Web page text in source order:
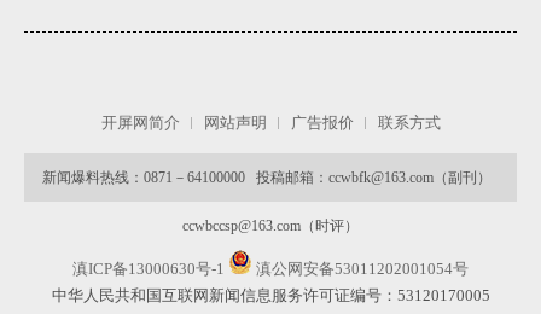
开屏网简介 网站声明 广告报价 联系方式
新闻爆料热线：0871－64100000 投稿邮箱：ccwbfk@163.com（副刊）
ccwbccsp@163.com（时评）
滇ICP备13000630号-1
滇公网安备53011202001054号
中华人民共和国互联网新闻信息服务许可证编号：53120170005